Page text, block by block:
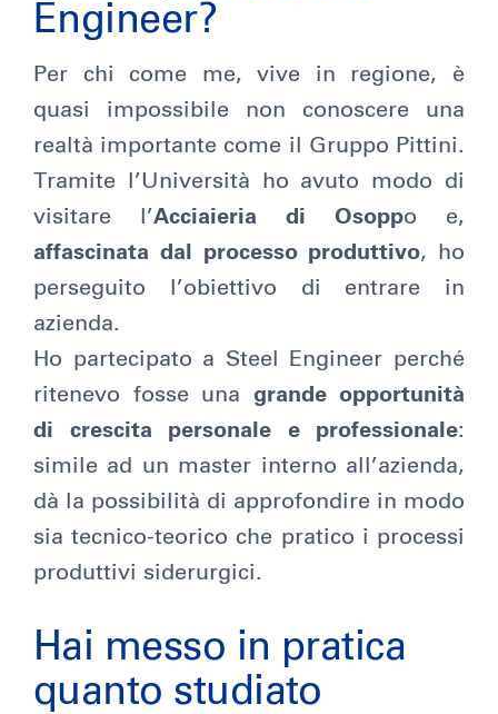
Engineer?
Per chi come me, vive in regione, è
quasi impossibile non conoscere una
realtà importante come il Gruppo Pittini.
Tramite l’Università ho avuto modo di
visitare l’Acciaieria di Osoppo e,
affascinata dal processo produttivo, ho
perseguito l’obiettivo di entrare in
azienda.
Ho partecipato a Steel Engineer perché
ritenevo fosse una grande opportunità
di crescita personale e professionale:
simile ad un master interno all’azienda,
dà la possibilità di approfondire in modo
sia tecnico-teorico che pratico i processi
produttivi siderurgici.
Hai messo in pratica
quanto studiato